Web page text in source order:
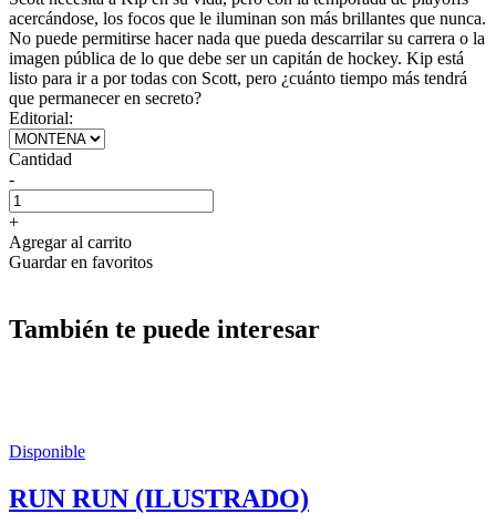
acercándose, los focos que le iluminan son más brillantes que nunca.
No puede permitirse hacer nada que pueda descarrilar su carrera o la
imagen pública de lo que debe ser un capitán de hockey. Kip está
listo para ir a por todas con Scott, pero ¿cuánto tiempo más tendrá
que permanecer en secreto?
Editorial:
Cantidad
-
+
Agregar al carrito
Guardar en favoritos
También te puede interesar
Disponible
RUN RUN (ILUSTRADO)